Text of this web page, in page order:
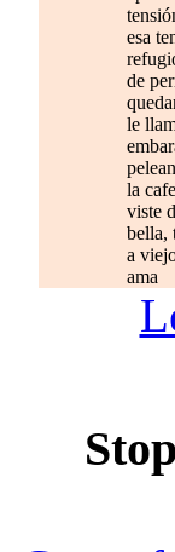
esa
de
le
la
viste
bella,
a
ama